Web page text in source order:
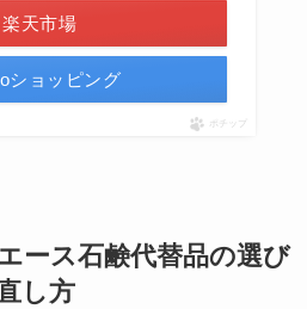
楽天市場
ショッピング
ポチップ
ース石鹸代替品の選び
し方